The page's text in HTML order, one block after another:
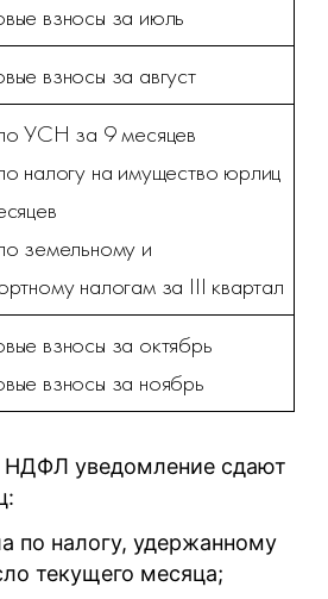
взносы за июль
взносы за август
УСН за 9 месяцев
налогу на имущество юрлиц
земельному и
налогам за III квартал
взносы за октябрь
взносы за ноябрь
уведомление сдают
по налогу, удержанному
текущего месяца;